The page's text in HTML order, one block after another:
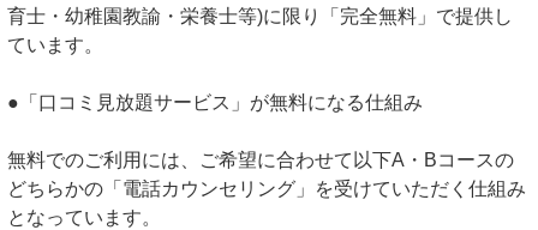
育士・幼稚園教諭・栄養士等)に限り「完全無料」で提供し
ています。
●「口コミ見放題サービス」が無料になる仕組み
無料でのご利用には、ご希望に合わせて以下A・Bコースの
どちらかの「電話カウンセリング」を受けていただく仕組み
となっています。